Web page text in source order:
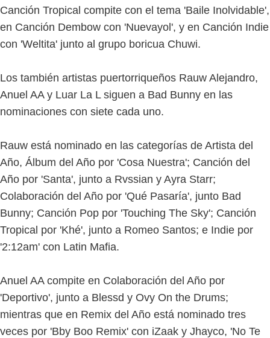
Canción Tropical compite con el tema 'Baile Inolvidable',
en Canción Dembow con 'Nuevayol', y en Canción Indie
con 'Weltita' junto al grupo boricua Chuwi.
Los también artistas puertorriqueños Rauw Alejandro,
Anuel AA y Luar La L siguen a Bad Bunny en las
nominaciones con siete cada uno.
Rauw está nominado en las categorías de Artista del
Año, Álbum del Año por 'Cosa Nuestra'; Canción del
Año por 'Santa', junto a Rvssian y Ayra Starr;
Colaboración del Año por 'Qué Pasaría', junto Bad
Bunny; Canción Pop por 'Touching The Sky'; Canción
Tropical por 'Khé', junto a Romeo Santos; e Indie por
'2:12am' con Latin Mafia.
Anuel AA compite en Colaboración del Año por
'Deportivo', junto a Blessd y Ovy On the Drums;
mientras que en Remix del Año está nominado tres
veces por 'Bby Boo Remix' con iZaak y Jhayco, 'No Te